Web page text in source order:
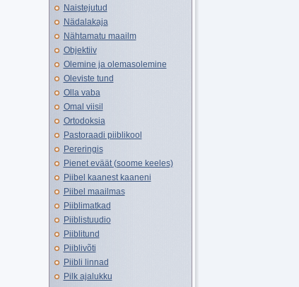
Naistejutud
Nädalakaja
Nähtamatu maailm
Objektiiv
Olemine ja olemasolemine
Oleviste tund
Olla vaba
Omal viisil
Ortodoksia
Pastoraadi piiblikool
Pereringis
Pienet eväät (soome keeles)
Piibel kaanest kaaneni
Piibel maailmas
Piiblimatkad
Piiblistuudio
Piiblitund
Piiblivõti
Piibli linnad
Pilk ajalukku